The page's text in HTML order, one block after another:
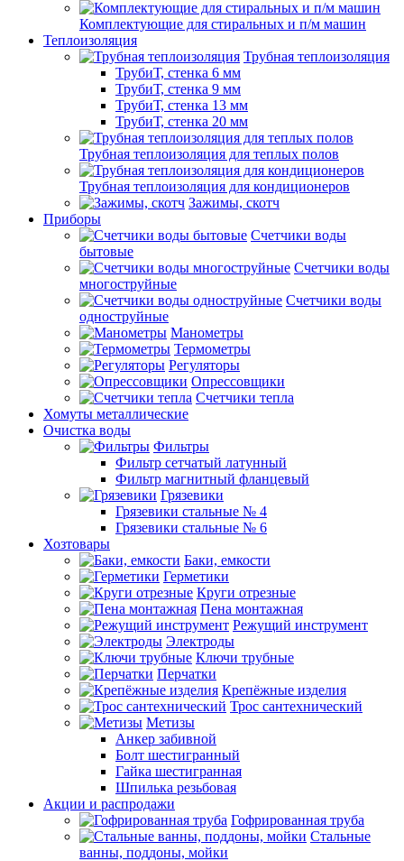
Комплектующие для стиральных и п/м машин
Теплоизоляция
Трубная теплоизоляция
ТрубиТ, стенка 6 мм
ТрубиТ, стенка 9 мм
ТрубиТ, стенка 13 мм
ТрубиТ, стенка 20 мм
Трубная теплоизоляция для теплых полов
Трубная теплоизоляция для кондиционеров
Зажимы, скотч
Приборы
Счетчики воды
бытовые
Счетчики воды
многоструйные
Счетчики воды
одноструйные
Манометры
Термометры
Регуляторы
Опрессовщики
Счетчики тепла
Хомуты металлические
Очистка воды
Фильтры
Фильтр сетчатый латунный
Фильтр магнитный фланцевый
Грязевики
Грязевики стальные № 4
Грязевики стальные № 6
Хозтовары
Баки, емкости
Герметики
Круги отрезные
Пена монтажная
Режущий инструмент
Электроды
Ключи трубные
Перчатки
Крепёжные изделия
Трос сантехнический
Метизы
Анкер забивной
Болт шестигранный
Гайка шестигранная
Шпилька резьбовая
Акции и распродажи
Гофрированная труба
Стальные
ванны, поддоны, мойки